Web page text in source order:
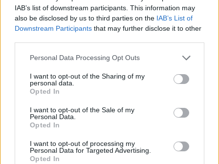
IAB’s list of downstream participants. This information may
also be disclosed by us to third parties on the IAB’s List of
Downstream Participants that may further disclose it to other
Please note that this website/app uses one or more Google
not limited to your visit or usage behaviour. You may click to
grant or deny consent to Google and its third-party tags to
use your data for below specified purposes in below Google
consent section.
Personal Data Processing Opt Outs
I want to opt-out of the Sharing of my
personal data.
Opted In
I want to opt-out of the Sale of my
Personal Data.
Opted In
I want to opt-out of processing my
Personal Data for Targeted Advertising.
Opted In
Αντελίνα Βαρθακούρη και Χάρης
Βαρθακούρης έκαναν χριστουγεννιάτικο
τραπέζι με όλη την οικογένεια του Γιάννη